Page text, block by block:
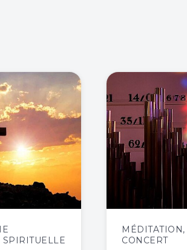
SPIRITUELLE
MÉDITATION,
CONCERT